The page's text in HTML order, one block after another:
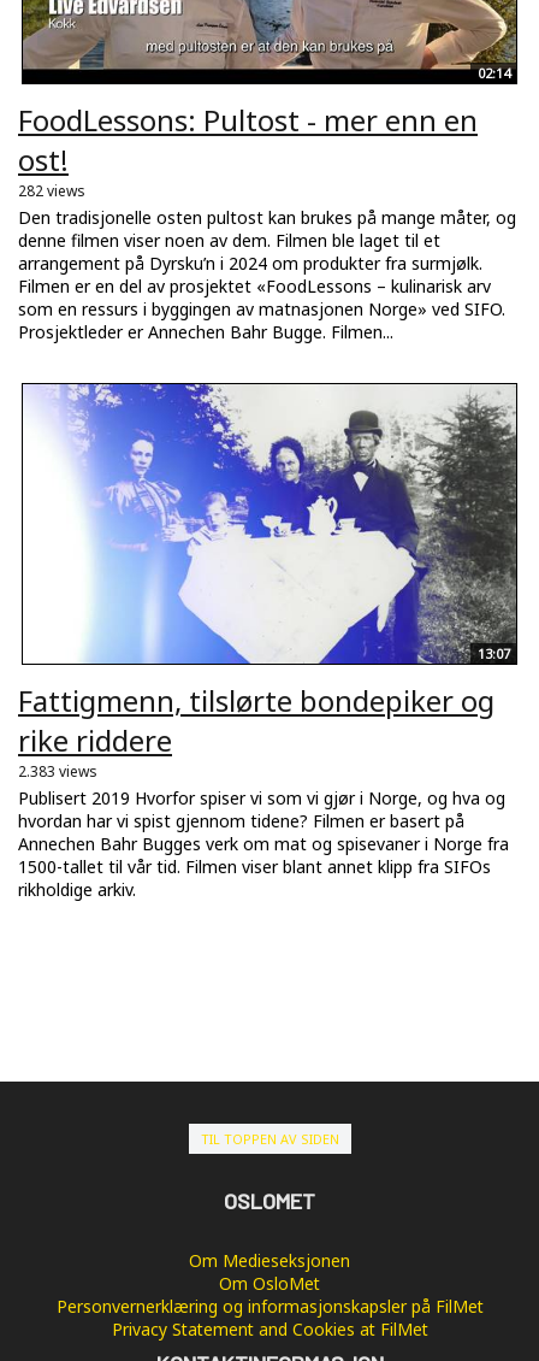
02:14
FoodLessons: Pultost - mer enn en
ost!
282 views
Den tradisjonelle osten pultost kan brukes på mange måter, og
denne filmen viser noen av dem. Filmen ble laget til et
arrangement på Dyrsku’n i 2024 om produkter fra surmjølk.
Filmen er en del av prosjektet «FoodLessons – kulinarisk arv
som en ressurs i byggingen av matnasjonen Norge» ved SIFO.
Prosjektleder er Annechen Bahr Bugge. Filmen...
13:07
Fattigmenn, tilslørte bondepiker og
rike riddere
2.383 views
Publisert 2019 Hvorfor spiser vi som vi gjør i Norge, og hva og
hvordan har vi spist gjennom tidene? Filmen er basert på
Annechen Bahr Bugges verk om mat og spisevaner i Norge fra
1500-tallet til vår tid. Filmen viser blant annet klipp fra SIFOs
rikholdige arkiv.
TIL TOPPEN AV SIDEN
OSLOMET
Om Medieseksjonen
Om OsloMet
Personvernerklæring og informasjonskapsler på FilMet
Privacy Statement and Cookies at FilMet